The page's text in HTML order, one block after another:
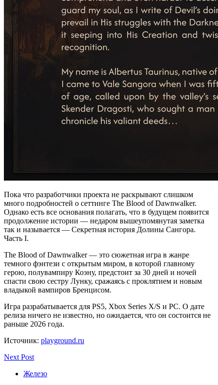
Пока что разработчики проекта не раскрывают слишком
много подробностей о сеттинге The Blood of Dawnwalker.
Однако есть все основания полагать, что в будущем появится
продолжение истории — недаром вышеупомянутая заметка
так и называется — Секретная история Долины Сангора.
Часть I.
The Blood of Dawnwalker — это сюжетная игра в жанре
темного фэнтези с открытым миром, в которой главному
герою, полувампиру Коэну, предстоит за 30 дней и ночей
спасти свою сестру Лунку, сражаясь с проклятием и новым
владыкой вампиров Бренцисом.
Игра разрабатывается для PS5, Xbox Series X/S и PC. О дате
релиза ничего не известно, но ожидается, что он состоится не
раньше 2026 года.
Источник: playground.ru
Next Post
Железо